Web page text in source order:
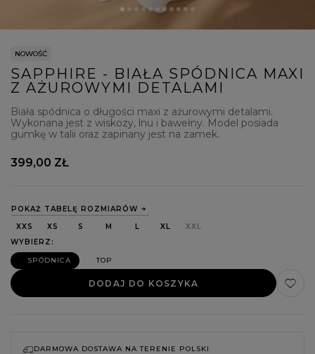
NOWOŚĆ
SAPPHIRE - BIAŁA SPÓDNICA MAXI
Z AŻUROWYMI DETALAMI
Biała spódnica o długości maxi z ażurowymi detalami.
Wykonana jest z wiskozy, lnu i bawełny. Model posiada
gumkę w talii oraz zapinany jest na zamek.
POKAŻ TABELĘ ROZMIARÓW
XXS
XS S M L XL
XXL
WYBIERZ
SPÓDNICA
TOP
DODAJ DO KOSZYKA
399,00 ZŁ
DARMOWA DOSTAWA NA TERENIE POLSKI